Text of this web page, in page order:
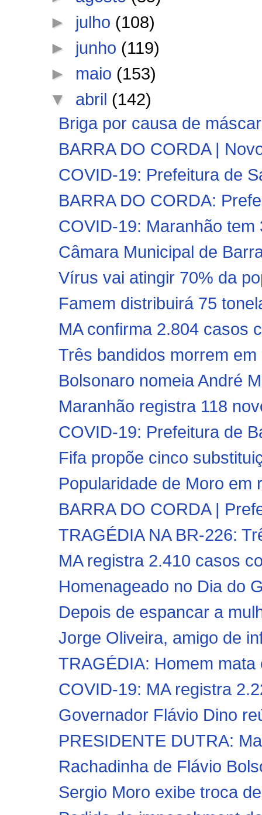
► julho (108)
► junho (119)
► maio (153)
▼ abril (142)
Briga por causa de
BARRA DO CORDA |
COVID-19: Prefeitura de
BARRA DO CORDA:
COVID-19: Maranhão
Câmara Municipal de
Vírus vai atingir 70% da
Famem distribuirá 75
MA confirma 2.804 casos
Três bandidos morrem
Bolsonaro nomeia André
Maranhão registra 118
COVID-19: Prefeitura de
Fifa propõe cinco
Popularidade de Moro em
BARRA DO CORDA |
TRAGÉDIA NA BR-226:
MA registra 2.410 casos
Homenageado no Dia do
Depois de espancar a
Jorge Oliveira, amigo de
TRAGÉDIA: Homem
COVID-19: MA registra
Governador Flávio Dino
PRESIDENTE DUTRA:
Rachadinha de Flávio
Sergio Moro exibe troca